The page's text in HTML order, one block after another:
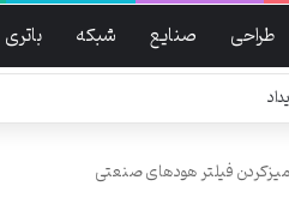
طراحی صنایع شبکه باتری
فیلتر هودهای صنعتی